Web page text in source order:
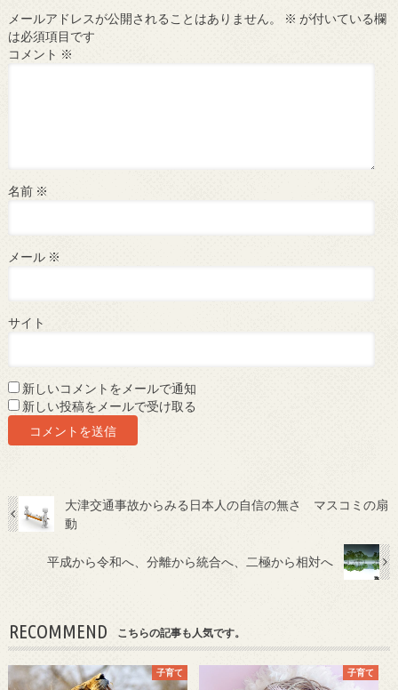
メールアドレスが公開されることはありません。 ※ が付いている欄
は必須項目です
コメント ※
名前 ※
メール ※
サイト
新しいコメントをメールで通知
新しい投稿をメールで受け取る
大津交通事故からみる日本人の自信の無さ マスコミの扇
動
平成から令和へ、分離から統合へ、二極から相対へ
RECOMMEND こちらの記事も人気です。
子育て 子育て